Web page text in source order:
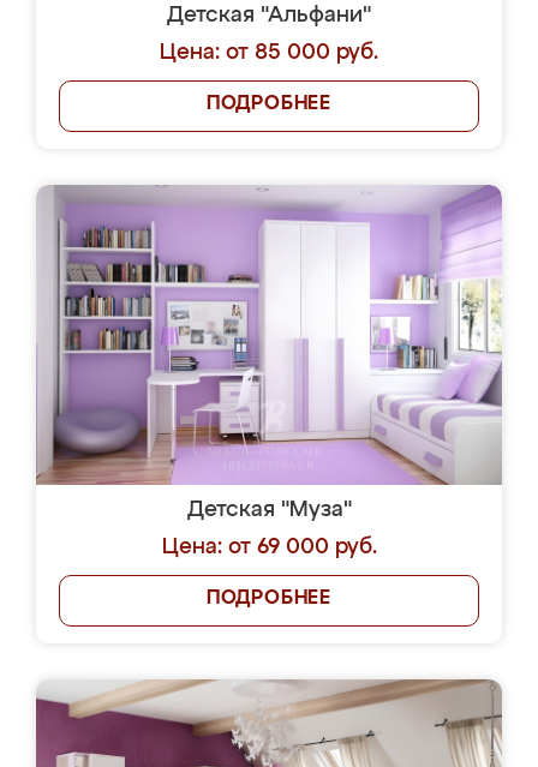
Детская "Альфани"
Цена: от 85 000 руб.
ПОДРОБНЕЕ
Детская "Муза"
Цена: от 69 000 руб.
ПОДРОБНЕЕ